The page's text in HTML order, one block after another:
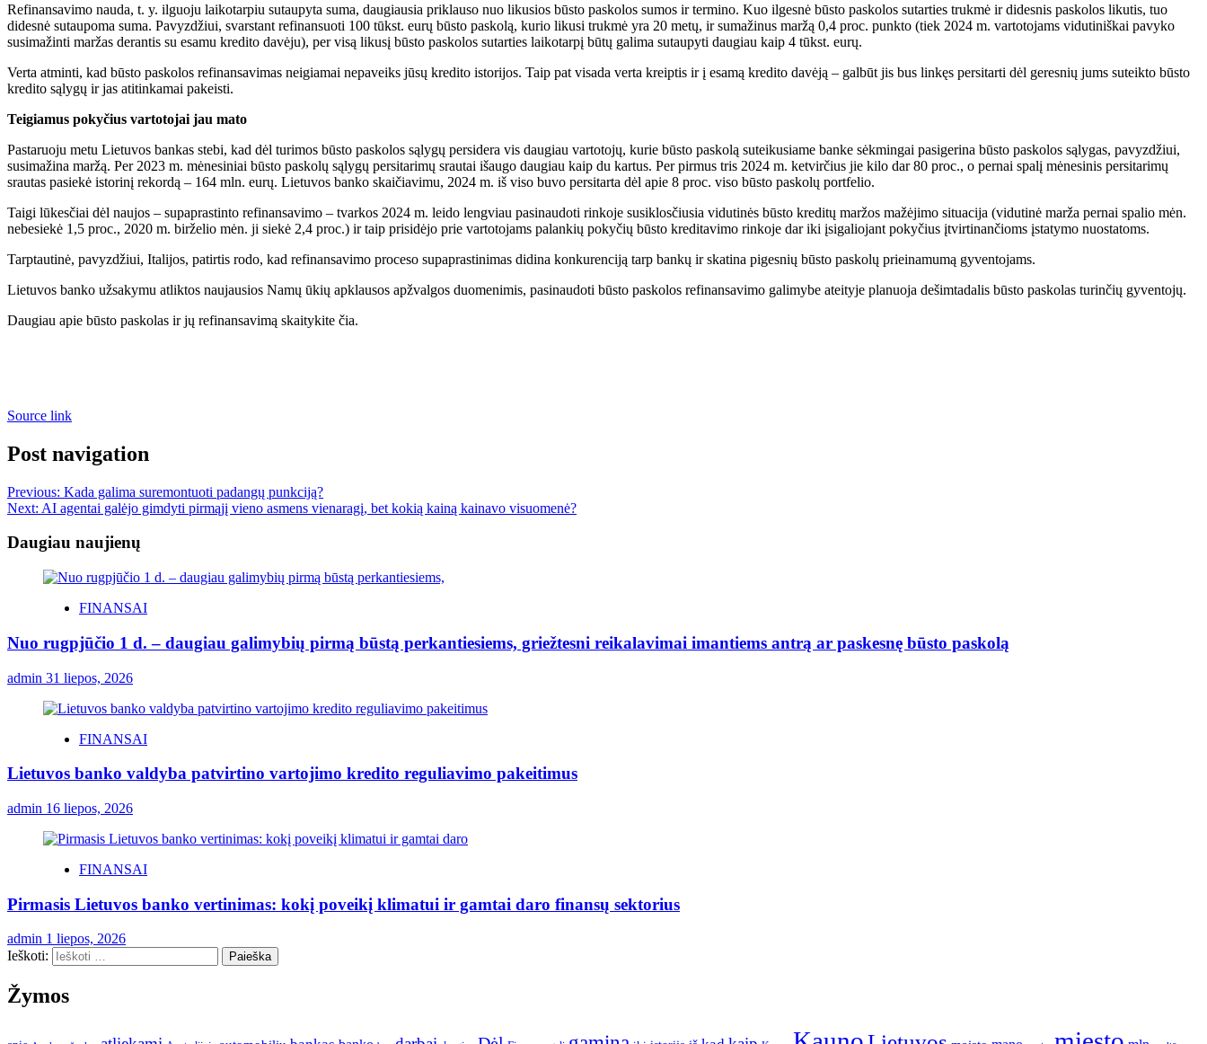
Refinansavimo nauda, t. y. ilguoju laikotarpiu sutaupyta suma, daugiausia priklauso nuo likusios būsto paskolos sumos ir termino. Kuo ilgesnė būsto paskolos sutarties trukmė ir didesnis paskolos likutis, tuo
didesnė sutaupoma suma. Pavyzdžiui, svarstant refinansuoti 100 tūkst. eurų būsto paskolą, kurio likusi trukmė yra 20 metų, ir sumažinus maržą 0,4 proc. punkto (tiek 2024 m. vartotojams vidutiniškai pavyko
susimažinti maržas derantis su esamu kredito davėju), per visą likusį būsto paskolos sutarties laikotarpį būtų galima sutaupyti daugiau kaip 4 tūkst. eurų.
Verta atminti, kad būsto paskolos refinansavimas neigiamai nepaveiks jūsų kredito istorijos. Taip pat visada verta kreiptis ir į esamą kredito davėją – galbūt jis bus linkęs persitarti dėl geresnių jums suteikto būsto
kredito sąlygų ir jas atitinkamai pakeisti.
Teigiamus pokyčius vartotojai jau mato
Pastaruoju metu Lietuvos bankas stebi, kad dėl turimos būsto paskolos sąlygų persidera vis daugiau vartotojų, kurie būsto paskolą suteikusiame banke sėkmingai pasigerina būsto paskolos sąlygas, pavyzdžiui,
susimažina maržą. Per 2023 m. mėnesiniai būsto paskolų sąlygų persitarimų srautai išaugo daugiau kaip du kartus. Per pirmus tris 2024 m. ketvirčius jie kilo dar 80 proc., o pernai spalį mėnesinis persitarimų
srautas pasiekė istorinį rekordą – 164 mln. eurų. Lietuvos banko skaičiavimu, 2024 m. iš viso buvo persitarta dėl apie 8 proc. viso būsto paskolų portfelio.
Taigi lūkesčiai dėl naujos – supaprastinto refinansavimo – tvarkos 2024 m. leido lengviau pasinaudoti rinkoje susiklosčiusia vidutinės būsto kreditų maržos mažėjimo situacija (vidutinė marža pernai spalio mėn.
nebesiekė 1,5 proc., 2020 m. birželio mėn. ji siekė 2,4 proc.) ir taip prisidėjo prie vartotojams palankių pokyčių būsto kreditavimo rinkoje dar iki įsigaliojant pokyčius įtvirtinančioms įstatymo nuostatoms.
Tarptautinė, pavyzdžiui, Italijos, patirtis rodo, kad refinansavimo proceso supaprastinimas didina konkurenciją tarp bankų ir skatina pigesnių būsto paskolų prieinamumą gyventojams.
Lietuvos banko užsakymu atliktos naujausios Namų ūkių apklausos apžvalgos duomenimis, pasinaudoti būsto paskolos refinansavimo galimybe ateityje planuoja dešimtadalis būsto paskolas turinčių gyventojų.
Daugiau apie būsto paskolas ir jų refinansavimą skaitykite čia.
Source link
Post navigation
Previous: Kada galima suremontuoti padangų punkciją?
Next: AI agentai galėjo gimdyti pirmąjį vieno asmens vienaragį, bet kokią kainą kainavo visuomenė?
Daugiau naujienų
FINANSAI
Nuo rugpjūčio 1 d. – daugiau galimybių pirmą būstą perkantiesiems, griežtesni reikalavimai imantiems antrą ar paskesnę būsto paskolą
admin 31 liepos, 2026
FINANSAI
Lietuvos banko valdyba patvirtino vartojimo kredito reguliavimo pakeitimus
admin 16 liepos, 2026
FINANSAI
Pirmasis Lietuvos banko vertinimas: kokį poveikį klimatui ir gamtai daro finansų sektorius
admin 1 liepos, 2026
Ieškoti:
Žymos